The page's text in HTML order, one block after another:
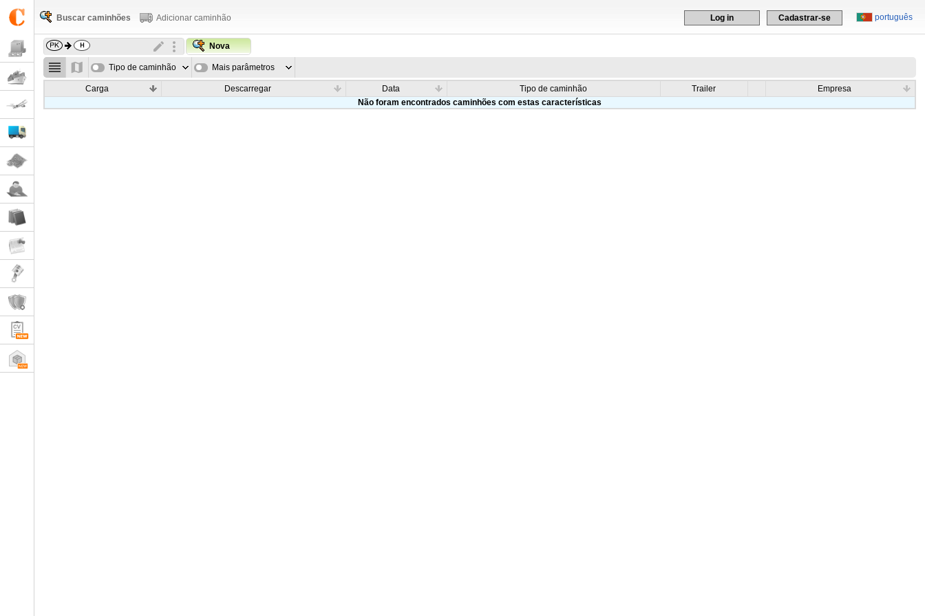
português
Log in Cadastrar-se
Buscar caminhões Adicionar caminhão
Nova
Tipo de caminhão Mais parâmetros
Carga Descarregar Data Tipo de caminhão Trailer
Empresa
Não foram encontrados caminhões com estas características